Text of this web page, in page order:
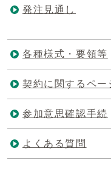
発注見通し
各種様式・要領等
契約に関するペー
参加意思確認手続
よくある質問